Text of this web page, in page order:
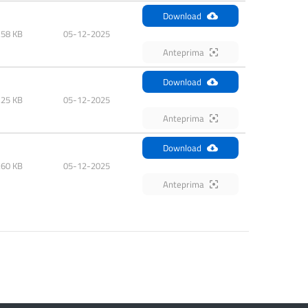
KB 05-12-2025
Download
Anteprima
KB 05-12-2025
Download
Anteprima
KB 05-12-2025
Download
Anteprima